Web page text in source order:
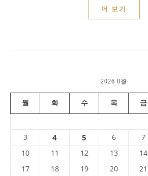
더 보기
2026 8월
월 화 수 목 금
3 4 5 6 7
10
11 12 13 14
17
18 19 20 21